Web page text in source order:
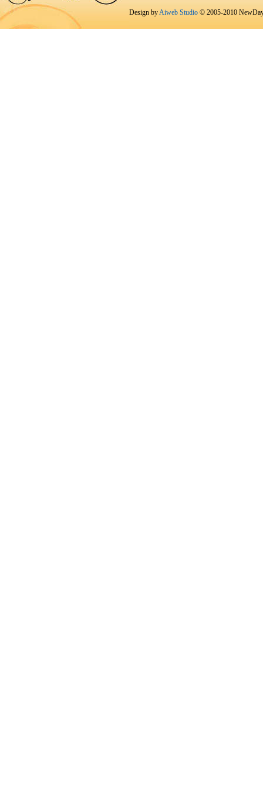
Design byAiweb Studio © 2005-2010